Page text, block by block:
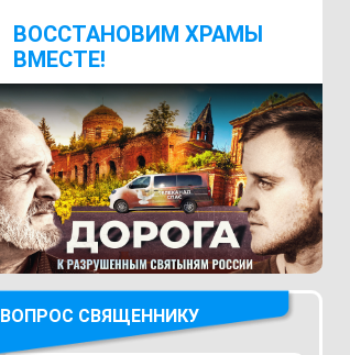
ВОCСТАНОВИМ ХРАМЫ
ВМЕСТЕ!
ВОПРОС СВЯЩЕННИКУ